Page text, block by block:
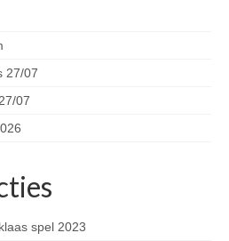
27/07
07
spel 2023